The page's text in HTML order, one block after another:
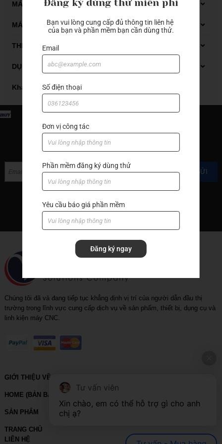
Dụng cụ đo Mitutoyo
Thiết bị đo kiểm
MÁY GIA CÔNG GỖ CNC
Máy phay gỗ CNC
Máy tiện gỗ CNC
MÁY GIA CÔNG ĐÁ CNC
Carbide end mill
THIẾT BỊ XỬ LÝ DẦU CẮT GỌT
Thiết bị xử lý dung dịch tưới nguội
Thiết bị xử lý mạt sắt bùn lắng
DỤNG CỤ CẮT GỌT KIM LOẠI
Automatic lathes
Boring bar
Carbide end mill
End mill with cutter
Grooving
Hand tools
Hạt insert
Machine accessories
Tool holder
Tool holder with coolant
Khác
ĐĂNG KÝ NHẬN TIN
GỬI
Chúng tôi đã và đang tiếp tục khẳng định vị trí của người dẫn đầu thị
trường trong lĩnh vực cung cấp dịch vụ về sản phẩm, thiết bị, dụng cụ và
linh kiện máy CNC.
GIỚI THIỆU VỀ VIHOTH
HOME (BẢN BACKUP – VUI LÒNG KHÔNG SỬA XÓA)
SẢN PHẨM
TRANG CHỦ
LIÊN HỆ
Đăng ký dùng thử miễn phí
Bạn vui lòng cung cấp đủ thông tin liên hệ
của bạn và phần mềm bạn cần dùng thử.
Email
Số điện thoại
Đơn vị công tác
Phần mềm đăng ký dùng thử
Yêu cầu báo giá phần mềm
Đăng ký ngay
Tư vấn viên
Xin chào, em có thể hỗ trợ gì cho anh
chị ạ?